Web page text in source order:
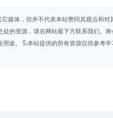
媒体，但并不代表本站赞同其观点和
处的资源，请在网站最下方联系我们。
用途。 5.本站提供的所有资源仅供参考